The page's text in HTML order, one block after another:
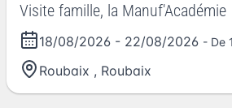
Visite famille, la Manuf'Académie
18/08/2026 - 22/08/2026 - De
Roubaix , Roubaix